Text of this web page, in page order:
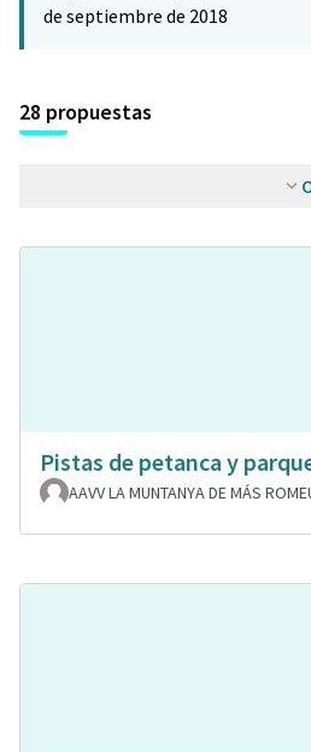
de septiembre de 2018
28 propuestas
Pistas de petanca y
AAVV LA MUNTANYA DE MÁS